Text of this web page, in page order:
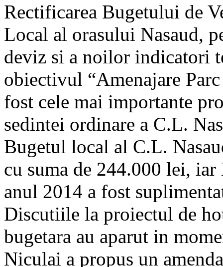
Rectificarea Bugetului de
Local al orasului Nasaud,
deviz si a noilor indicatori
obiectivul “Amenajare
fost cele mai importante
sedintei ordinare a C.L.
Bugetul local al C.L.
cu suma de 244.000 lei,
anul 2014 a fost
Discutiile la proiectul de
bugetara au aparut in
Niculai a propus un